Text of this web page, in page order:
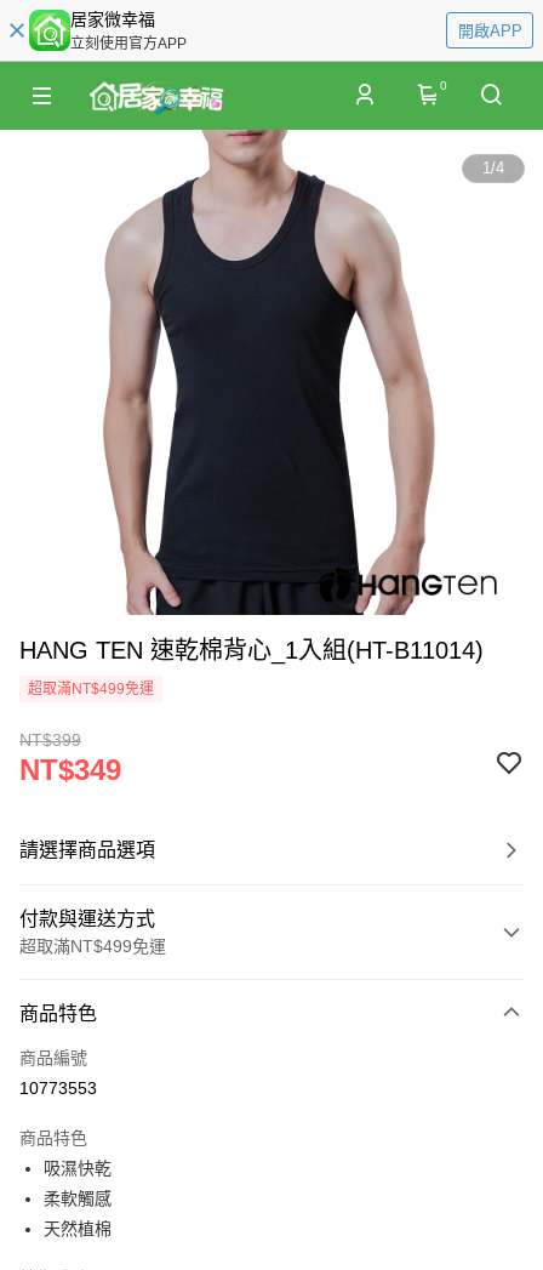
居家微幸福
立刻使用官方APP
開啟APP
0
1/4
HANG TEN 速乾棉背心_1入組(HT-B11014)
超取滿NT$499免運
NT$399
NT$349
請選擇商品選項
付款與運送方式
超取滿NT$499免運
信用卡一次付款
超商取貨付款
Apple Pay
街口支付
商品特色
商品編號
10773553
商品特色
吸濕快乾
柔軟觸感
天然植棉